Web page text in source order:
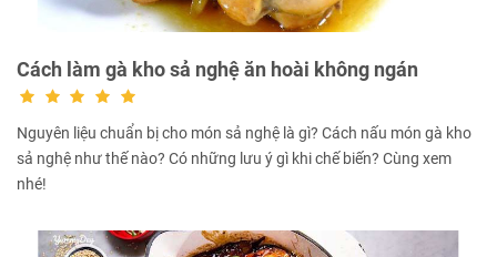
Cách làm gà kho sả nghệ ăn hoài không ngán
Nguyên liệu chuẩn bị cho món sả nghệ là gì? Cách nấu món gà kho
sả nghệ như thế nào? Có những lưu ý gì khi chế biến? Cùng xem
nhé!